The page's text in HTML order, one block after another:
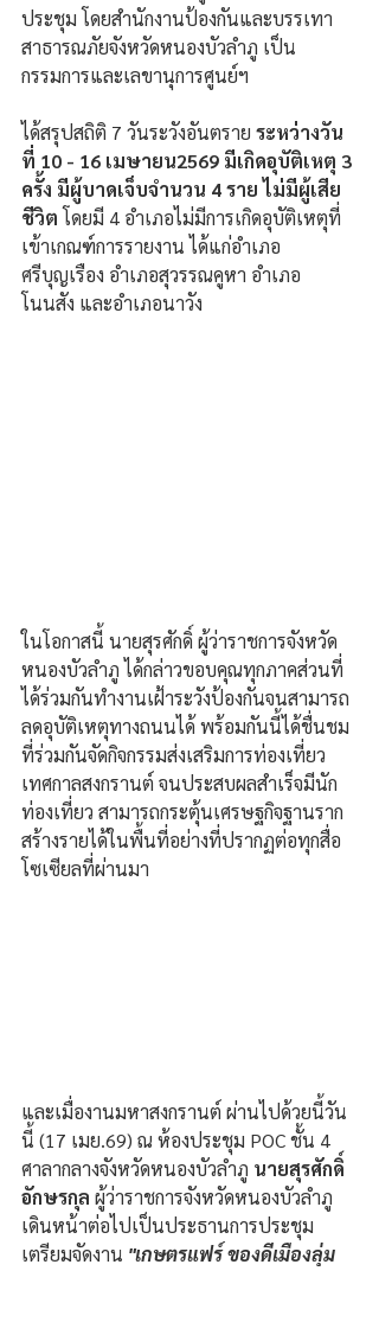
ประชุม โดยสำนักงานป้องกันและบรรเทา
สาธารณภัยจังหวัดหนองบัวลำภู เป็น
กรรมการและเลขานุการศูนย์ฯ
ได้สรุปสถิติ 7 วันระวังอันตราย ระหว่างวัน
ที่ 10 - 16 เมษายน2569 มีเกิดอุบัติเหตุ 3
ครั้ง มีผู้บาดเจ็บจำนวน 4 ราย ไม่มีผู้เสีย
ชีวิต โดยมี 4 อำเภอไม่มีการเกิดอุบัติเหตุที่
เข้าเกณฑ์การรายงาน ได้แก่อำเภอ
ศรีบุญเรือง อำเภอสุวรรณคูหา อำเภอ
โนนสัง และอำเภอนาวัง
ในโอกาสนี้ นายสุรศักดิ์ ผู้ว่าราชการจังหวัด
หนองบัวลำภู ได้กล่าวขอบคุณทุกภาคส่วนที่
ได้ร่วมกันทำงานเฝ้าระวังป้องกันจนสามารถ
ลดอุบัติเหตุทางถนนได้ พร้อมกันนี้ได้ชื่นชม
ที่ร่วมกันจัดกิจกรรมส่งเสริมการท่องเที่ยว
เทศกาลสงกรานต์ จนประสบผลสำเร็จมีนัก
ท่องเที่ยว สามารถกระตุ้นเศรษฐกิจฐานราก
สร้างรายได้ในพื้นที่อย่างที่ปรากฏต่อทุกสื่อ
โซเซียลที่ผ่านมา
และเมื่องานมหาสงกรานต์ ผ่านไปด้วยนี้วัน
นี้ (17 เมย.69) ณ ห้องประชุม POC ชั้น 4
ศาลากลางจังหวัดหนองบัวลำภู นายสุรศักดิ์
อักษรกุล ผู้ว่าราชการจังหวัดหนองบัวลำภู
เดินหน้าต่อไปเป็นประธานการประชุม
เตรียมจัดงาน "เกษตรแฟร์ ของดีเมืองลุ่ม